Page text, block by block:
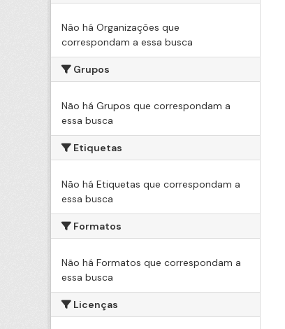
Não há Organizações que
correspondam a essa busca
Grupos
Não há Grupos que correspondam a
essa busca
Etiquetas
Não há Etiquetas que correspondam a
essa busca
Formatos
Não há Formatos que correspondam a
essa busca
Licenças